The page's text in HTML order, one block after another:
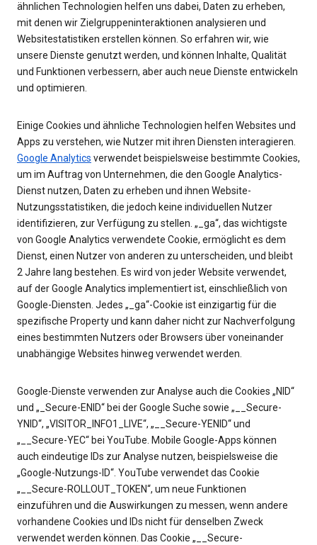
ähnlichen Technologien helfen uns dabei, Daten zu erheben,
mit denen wir Zielgruppeninteraktionen analysieren und
Websitestatistiken erstellen können. So erfahren wir, wie
unsere Dienste genutzt werden, und können Inhalte, Qualität
und Funktionen verbessern, aber auch neue Dienste entwickeln
und optimieren.
Einige Cookies und ähnliche Technologien helfen Websites und
Apps zu verstehen, wie Nutzer mit ihren Diensten interagieren.
Google Analytics verwendet beispielsweise bestimmte Cookies,
um im Auftrag von Unternehmen, die den Google Analytics-
Dienst nutzen, Daten zu erheben und ihnen Website-
Nutzungsstatistiken, die jedoch keine individuellen Nutzer
identifizieren, zur Verfügung zu stellen. „_ga“, das wichtigste
von Google Analytics verwendete Cookie, ermöglicht es dem
Dienst, einen Nutzer von anderen zu unterscheiden, und bleibt
2 Jahre lang bestehen. Es wird von jeder Website verwendet,
auf der Google Analytics implementiert ist, einschließlich von
Google-Diensten. Jedes „_ga“-Cookie ist einzigartig für die
spezifische Property und kann daher nicht zur Nachverfolgung
eines bestimmten Nutzers oder Browsers über voneinander
unabhängige Websites hinweg verwendet werden.
Google-Dienste verwenden zur Analyse auch die Cookies „NID“
und „_Secure-ENID“ bei der Google Suche sowie „__Secure-
YNID“, „VISITOR_INFO1_LIVE“, „__Secure-YENID“ und
„__Secure-YEC“ bei YouTube. Mobile Google-Apps können
auch eindeutige IDs zur Analyse nutzen, beispielsweise die
„Google-Nutzungs-ID“. YouTube verwendet das Cookie
„__Secure-ROLLOUT_TOKEN“, um neue Funktionen
einzuführen und die Auswirkungen zu messen, wenn andere
vorhandene Cookies und IDs nicht für denselben Zweck
verwendet werden können. Das Cookie „__Secure-